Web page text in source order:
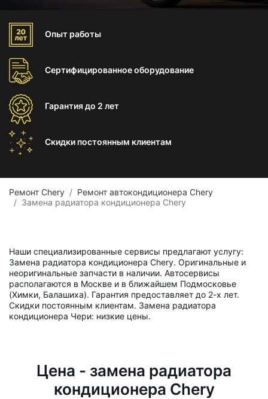
Опыт работы
Сертифицированноеоборудование
Гарантиядо 2 лет
Скидки постоянным клиентам
Ремонт Chery
Ремонт автокондиционера Chery
Замена радиатора кондиционера Chery
Наши специализированные сервисы предлагают услугу:
Замена радиатора кондиционера Chery. Оригинальные и
неоригинальные запчасти в наличии. Автосервисы
располагаются в Москве и в ближайшем Подмосковье
(Химки, Балашиха). Гарантия предоставляет до 2-х лет.
Скидки постоянным клиентам. Замена радиатора
кондиционера Чери: низкие цены.
Цена - замена радиатора
кондиционера Chery